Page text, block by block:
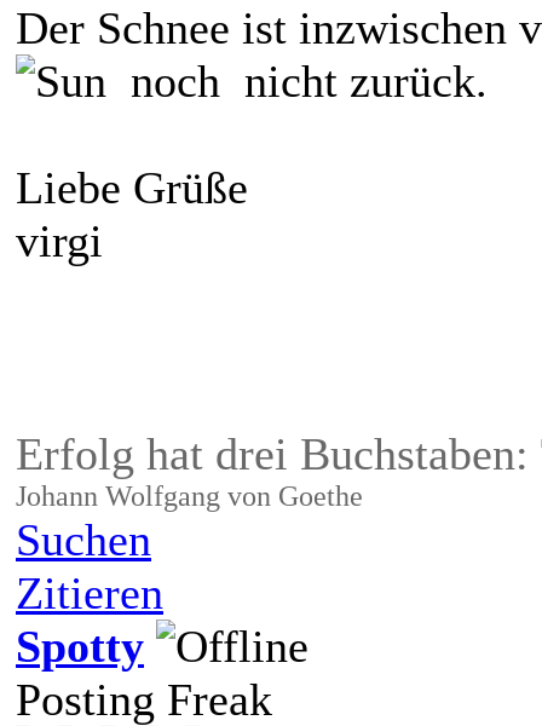
Der Schnee ist inzwischen
noch nicht zurück.
Liebe Grüße
virgi
Erfolg hat drei Buchstaben:
Johann Wolfgang von Goethe
Suchen
Zitieren
Spotty
Posting Freak